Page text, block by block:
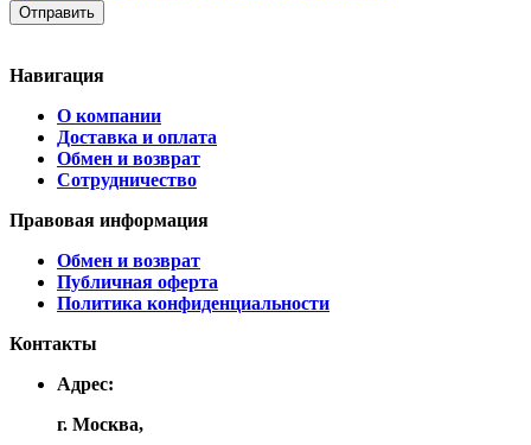
Отправить
Навигация
О компании
Доставка и оплата
Обмен и возврат
Сотрудничество
Правовая информация
Обмен и возврат
Публичная оферта
Политика конфиденциальности
Контакты
Адрес:
г. Москва,